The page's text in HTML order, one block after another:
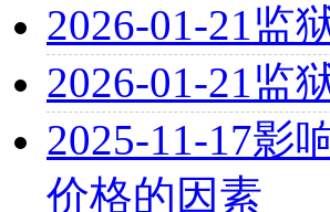
2026-01-21监
2026-01-21监
2025-11-17影
价格的因素